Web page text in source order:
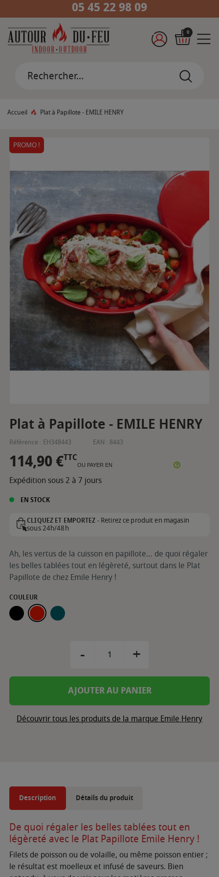
05 45 22 98 09
0
Accueil Plat à Papillote - EMILE HENRY
PROMO !
Plat à Papillote - EMILE HENRY
Référence : EH348443 EAN : 8443
114,90 €TTC
OU PAYER EN
Expédition sous 2 à 7 jours
EN STOCK
CLIQUEZ ET EMPORTEZ -Retirez ce produit en magasin
sous 24h/48h
Ah, les vertus de la cuisson en papillote… de quoi régaler
les belles tablées tout en légèreté, surtout dans le Plat
Papillote de chez Emile Henry !
COULEUR
FUSAINGRAND CRU
BELLE-ILE
- +
AJOUTER AU PANIER
Découvrir tous les produits de la marque Emile Henry
Description Détails du produit
De quoi régaler les belles tablées tout en
légèreté avec le Plat Papillote Emile Henry !
Filets de poisson ou de volaille, ou même poisson entier ;
le résultat est moelleux et infusé de saveurs. Bien